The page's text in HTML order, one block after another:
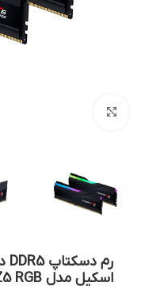
اسکیل مدل TRIDENT Z5 RGB ظرفیت ۳۲ گیگابایت